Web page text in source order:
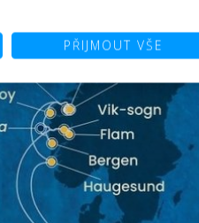
PRŮVODCEM
ZOBRAZIT DETAIL
11.07.2027 – 21.07.2027
PŘIJMOUT VŠE